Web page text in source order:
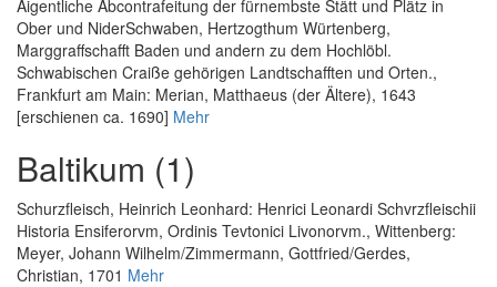
Aigentliche Abcontrafeitung der fürnembste Stätt und Plätz in
Ober und NiderSchwaben, Hertzogthum Würtenberg,
Marggraffschafft Baden und andern zu dem Hochlöbl.
Schwabischen Craiße gehörigen Landtschafften und Orten.,
Frankfurt am Main: Merian, Matthaeus (der Ältere), 1643
[erschienen ca. 1690] Mehr
Baltikum (1)
Schurzfleisch, Heinrich Leonhard: Henrici Leonardi Schvrzfleischii
Historia Ensiferorvm, Ordinis Tevtonici Livonorvm., Wittenberg:
Meyer, Johann Wilhelm/Zimmermann, Gottfried/Gerdes,
Christian, 1701 Mehr